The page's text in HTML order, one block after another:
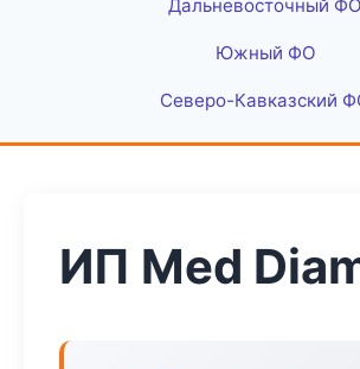
Дальневосточный ФО
Южный ФО
Северо-Кавказский
ИП Med